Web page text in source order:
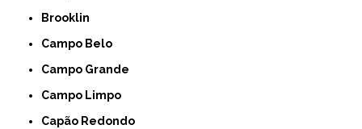
Brooklin
Campo Belo
Campo Grande
Campo Limpo
Capão Redondo